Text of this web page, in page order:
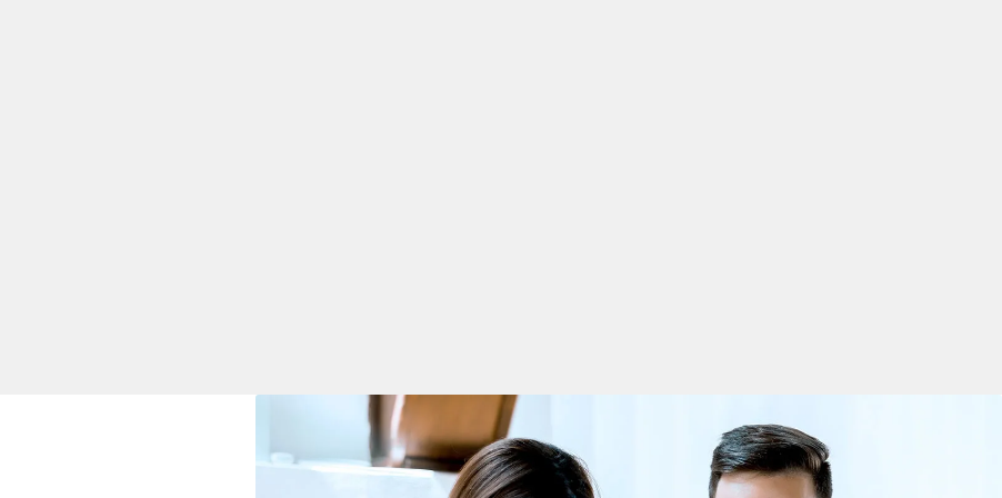
samarbetsförmåga är också viktiga, eftersom materialingenjörer ofta arbetar i
tillsammans med designers, produktutvecklare och produktionstekniker. De
tekniska detaljer och föreslå materiallösningar på ett sätt som är lättförståeligt